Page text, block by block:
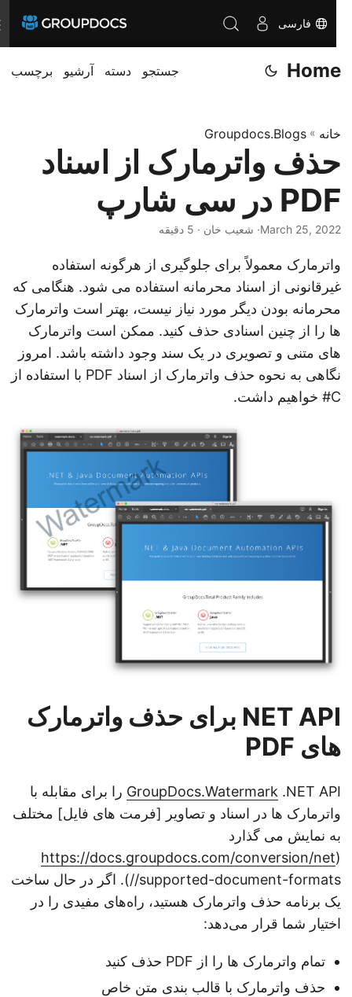
فارسی
Home جستجو دسته آرشیو برچسب
خانه»
Groupdocs.Blogs
حذف واترمارک از اسناد
PDF در سی شارپ
March 25, 2022· شعیب خان · 5 دقیقه
واترمارک معمولاً برای جلوگیری از هرگونه استفاده
غیرقانونی از اسناد محرمانه استفاده می شود. هنگامی که
محرمانه بودن دیگر مورد نیاز نیست، بهتر است واترمارک
ها را از چنین اسنادی حذف کنید. ممکن است واترمارک
های متنی و تصویری در یک سند وجود داشته باشد. امروز
نگاهی به نحوه حذف واترمارک از اسناد PDF با استفاده از
C# خواهیم داشت.
NET API برای حذف واترمارک
های PDF
GroupDocs.Watermark.NET API را برای مقابله با
واترمارک ها در اسناد و تصاویر [فرمت های فایل] مختلف
به نمایش می گذارد
https://docs.groupdocs.com/conversion/net
/supported-document-formats/). اگر در حال ساخت
یک برنامه حذف واترمارک هستید، راه‌های مفیدی را در
اختیار شما قرار می‌دهد:
تمام واترمارک ها را از PDF حذف کنید
حذف واترمارک با قالب بندی متن خاص